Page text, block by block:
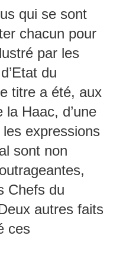
qui se sont
chacun pour
par les
du
titre a été, aux
Haac, d’une
expressions
sont non
Chefs du
autres faits
ces